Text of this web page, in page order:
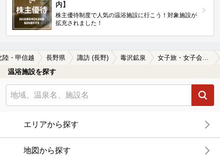
内】
株主優待制度で人気の温浴施設に行こう！対象施設が
拡充されました！
陸・甲信越 長野県 諏訪 (長野) 毒沢鉱泉 女子旅・女子会におすすめの毒沢鉱泉の温泉、日帰り温泉、スーパー銭湯おすすめ
温浴施設を探す
エリアから探す
地図から探す